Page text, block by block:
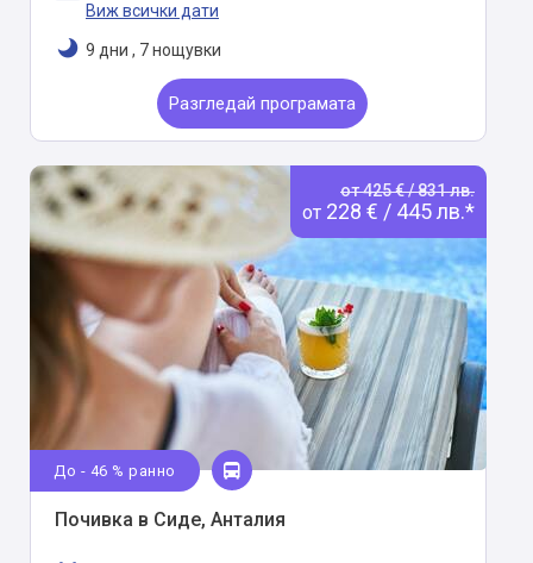
Виж всички дати
9 дни , 7 нощувки
Разгледай програмата
от 425 € / 831 лв.
от 228 € / 445 лв.*
До - 46 % ранно
Почивка в Сиде, Анталия